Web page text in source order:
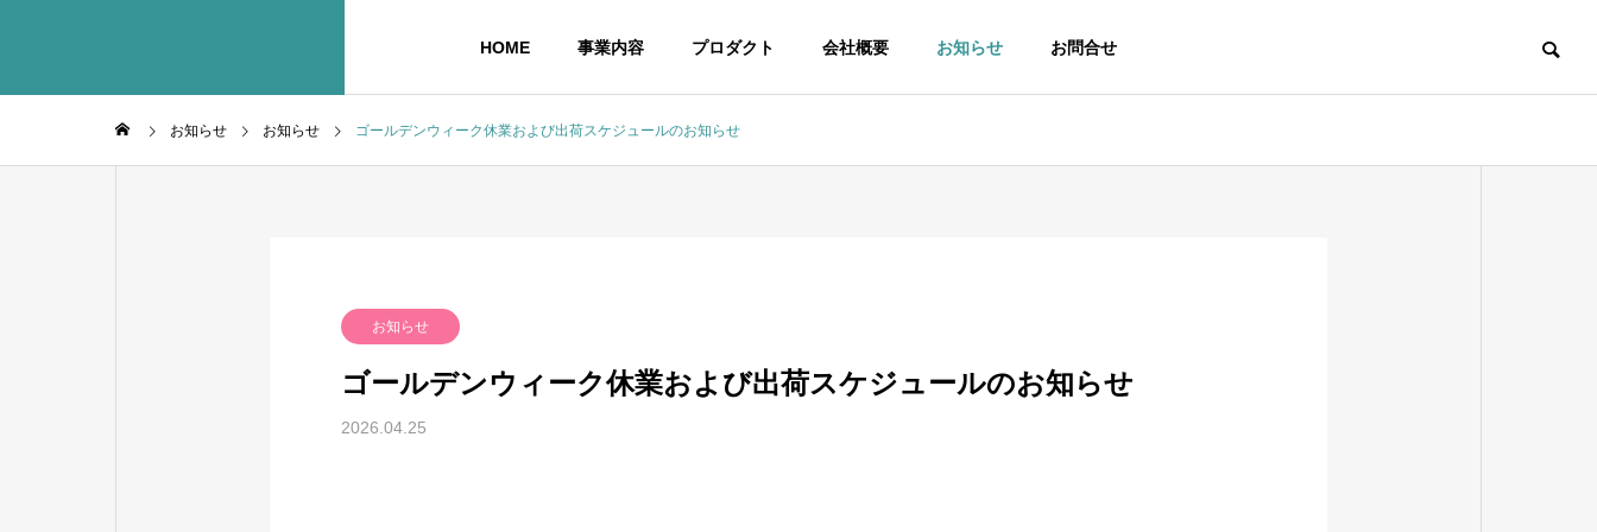
HOME 事業内容 プロダクト 会社概要 お知らせ お問合せ
お知らせ お知らせ ゴールデンウィーク休業および出荷スケジュールのお知らせ
お知らせ
ゴールデンウィーク休業および出荷スケジュールのお知らせ
2026.04.25